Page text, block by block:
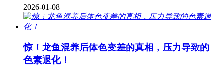
2026-01-08
惊！龙鱼混养后体色变差的真相，压力导致的
色素退化！